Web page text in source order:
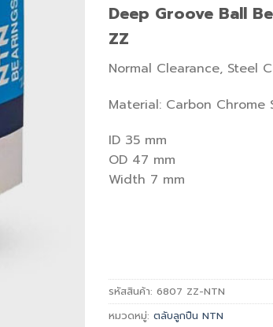
Deep Groove Ball
ZZ
Normal Clearance, Steel
Material: Carbon Chrome
ID 35 mm
OD 47 mm
Width 7 mm
รหัสสินค้า: 6807 ZZ-NTN
หมวดหมู่: ตลับลูกปืน NTN